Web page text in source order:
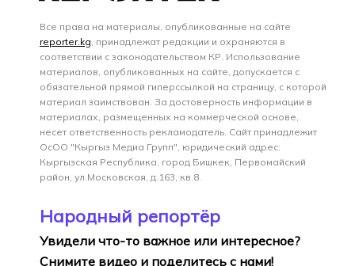
Все права на материалы, опубликованные на сайте
reporter.kg, принадлежат редакции и охраняются в
соответствии с законодательством КР. Использование
материалов, опубликованных на сайте, допускается с
обязательной прямой гиперссылкой на страницу, с которой
материал заимствован. За достоверность информации в
материалах, размещенных на коммерческой основе,
несет ответственность рекламодатель. Сайт принадлежит
ОсОО "Кыргыз Медиа Групп", юридический адрес:
Кыргызская Республика, город Бишкек, Первомайский
район, ул.Московская, д.163, кв.8.
Народный репортёр
Увидели что-то важное или интересное?
Снимите видео и поделитесь с нами!